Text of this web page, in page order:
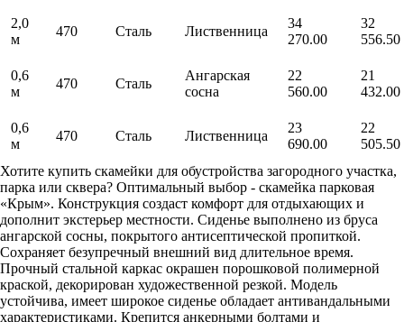
2,0
м
470 Сталь Лиственница
34
270.00
32
556.50
0,6
м
470 Сталь
Ангарская
сосна
22
560.00
21
432.00
0,6
м
470 Сталь Лиственница
23
690.00
22
505.50
Хотите купить скамейки для обустройства загородного участка,
парка или сквера? Оптимальный выбор - скамейка парковая
«Крым». Конструкция создаст комфорт для отдыхающих и
дополнит экстерьер местности. Сиденье выполнено из бруса
ангарской сосны, покрытого антисептической пропиткой.
Сохраняет безупречный внешний вид длительное время.
Прочный стальной каркас окрашен порошковой полимерной
краской, декорирован художественной резкой. Модель
устойчива, имеет широкое сиденье обладает антивандальными
характеристиками. Крепится анкерными болтами и